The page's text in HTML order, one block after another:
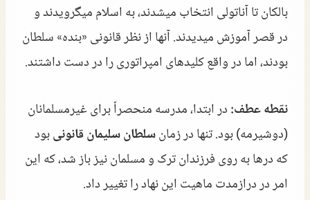
بالکان تا آناتولی انتخاب میشدند، به اسلام میگرویدند و
در قصر آموزش میدیدند. آنها از نظر قانونی «بنده» سلطان
بودند، اما در واقع کلیدهای امپراتوری را در دست داشتند.
نقطه عطف:در ابتدا، مدرسه منحصراً برای غیرمسلمانان
(دوشیرمه) بود. تنها در زمانسلطان سلیمان قانونیبود
که درها به روی فرزندان ترک و مسلمان نیز باز شد، که این
امر در درازمدت ماهیت این نهاد را تغییر داد.